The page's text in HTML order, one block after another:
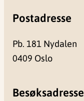
Postadresse
Pb. 181 Nydalen
0409 Oslo
Besøksadresse